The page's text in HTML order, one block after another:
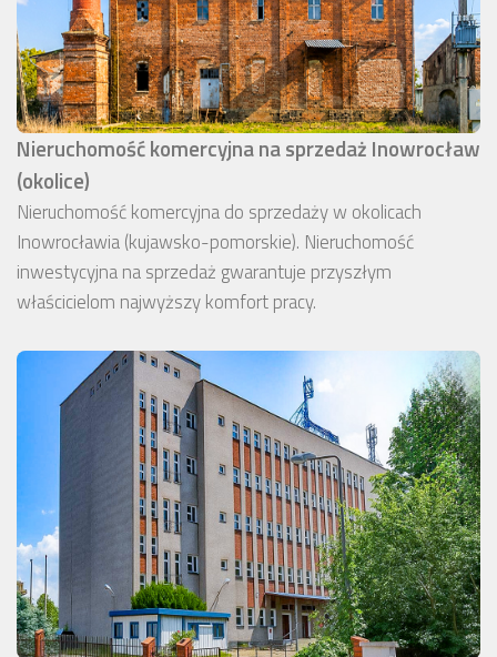
Nieruchomość komercyjna na sprzedaż Inowrocław
(okolice)
Nieruchomość komercyjna do sprzedaży w okolicach
Inowrocławia (kujawsko-pomorskie). Nieruchomość
inwestycyjna na sprzedaż gwarantuje przyszłym
właścicielom najwyższy komfort pracy.